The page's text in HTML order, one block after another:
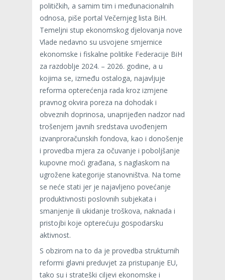
političkih, a samim tim i međunacionalnih
odnosa, piše portal Večernjeg lista BiH.
Temeljni stup ekonomskog djelovanja nove
Vlade nedavno su usvojene smjernice
ekonomske i fiskalne politike Federacije BiH
za razdoblje 2024. – 2026. godine, a u
kojima se, između ostaloga, najavljuje
reforma opterećenja rada kroz izmjene
pravnog okvira poreza na dohodak i
obveznih doprinosa, unaprijeđen nadzor nad
trošenjem javnih sredstava uvođenjem
izvanproračunskih fondova, kao i donošenje
i provedba mjera za očuvanje i poboljšanje
kupovne moći građana, s naglaskom na
ugrožene kategorije stanovništva. Na tome
se neće stati jer je najavljeno povećanje
produktivnosti poslovnih subjekata i
smanjenje ili ukidanje troškova, naknada i
pristojbi koje opterećuju gospodarsku
aktivnost.
S obzirom na to da je provedba strukturnih
reformi glavni preduvjet za pristupanje EU,
tako su i strateški ciljevi ekonomske i